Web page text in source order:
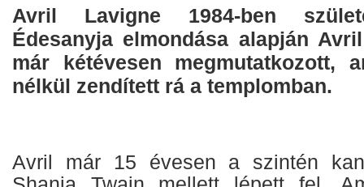
Avril Lavigne 1984-ben
Édesanyja elmondása alapján
már kétévesen megmutatkozott,
nélkül zendített rá a templomban.
Avril már 15 évesen a szintén